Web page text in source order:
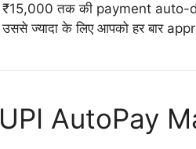
₹15,000 तक की payment auto-
उससे ज्यादा के लिए आपको हर बार
UPI AutoPay